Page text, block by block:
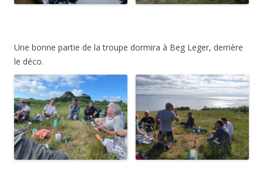
Une bonne partie de la troupe dormira à Beg Leger, derrière
le déco.